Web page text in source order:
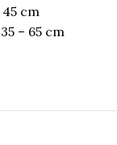
45 cm
– 65 cm